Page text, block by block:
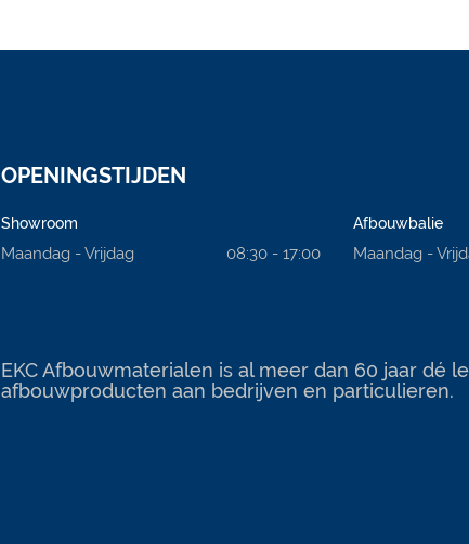
OPENINGSTIJDEN
Showroom
Maandag - Vrijdag 08:30 - 17:00
Afbouwbalie
Maandag -
EKC Afbouwmaterialen is al meer dan 60 jaar dé
afbouwproducten aan bedrijven en particulieren.